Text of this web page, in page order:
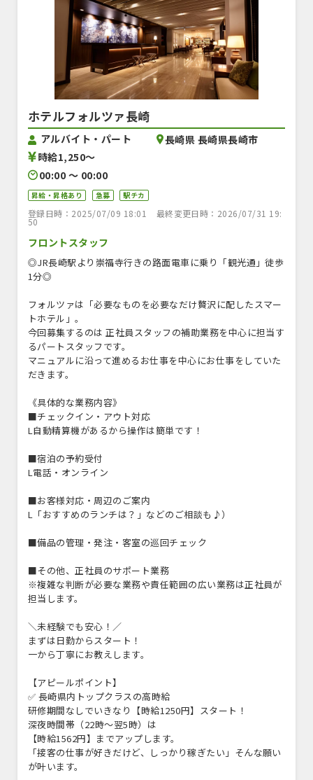
ホテルフォルツァ長崎
アルバイト・パート
時給1,250〜
00:00 〜 00:00
長崎県 長崎県長崎市
昇給・昇格あり 急募 駅チカ
登録日時：2025/07/09 18:01 最終変更日時：2026/07/31 19:
50
フロントスタッフ
◎JR長崎駅より崇福寺行きの路面電車に乗り「観光通」徒歩
1分◎
フォルツァは「必要なものを必要なだけ贅沢に配したスマー
トホテル」。
今回募集するのは 正社員スタッフの補助業務を中心に担当す
るパートスタッフです。
マニュアルに沿って進めるお仕事を中心にお仕事をしていた
だきます。
《具体的な業務内容》
■チェックイン・アウト対応
L自動精算機があるから操作は簡単です！
■宿泊の予約受付
L電話・オンライン
■お客様対応・周辺のご案内
L「おすすめのランチは？」などのご相談も♪）
■備品の管理・発注・客室の巡回チェック
■その他、正社員のサポート業務
※複雑な判断が必要な業務や責任範囲の広い業務は正社員が
担当します。
＼未経験でも安心！／
まずは日勤からスタート！
一から丁寧にお教えします。
【アピールポイント】
✅ 長崎県内トップクラスの高時給
研修期間なしでいきなり【時給1250円】スタート！
深夜時間帯（22時～翌5時）は
【時給1562円】までアップします。
「接客の仕事が好きだけど、しっかり稼ぎたい」そんな願い
が叶います。